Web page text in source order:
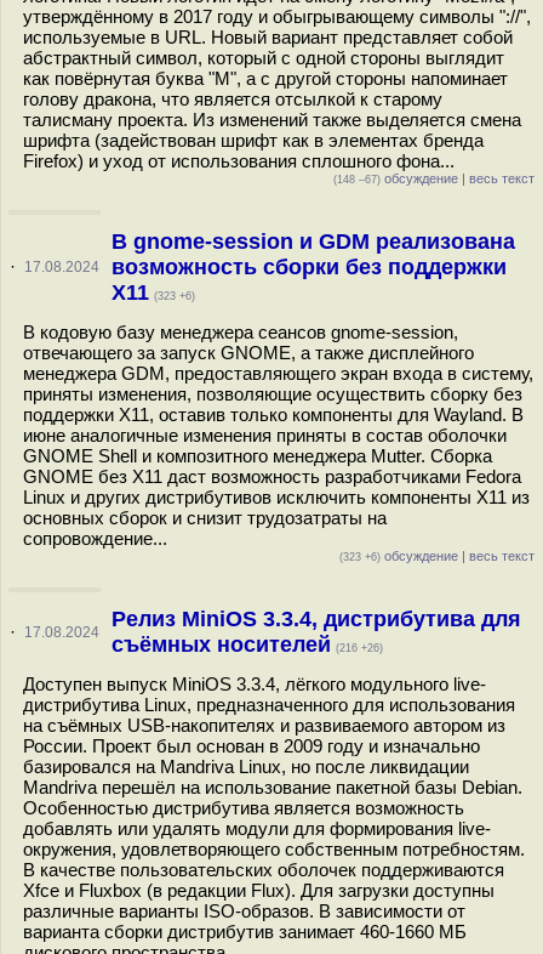
утверждённому в 2017 году и обыгрывающему символы "://",
используемые в URL. Новый вариант представляет собой
абстрактный символ, который с одной стороны выглядит
как повёрнутая буква "M", а с другой стороны напоминает
голову дракона, что является отсылкой к старому
талисману проекта. Из изменений также выделяется смена
шрифта (задействован шрифт как в элементах бренда
Firefox) и уход от использования сплошного фона...
(148 –67) обсуждение | весь текст
· 17.08.2024
В gnome-session и GDM реализована
возможность сборки без поддержки
X11 (323 +6)
В кодовую базу менеджера сеансов gnome-session,
отвечающего за запуск GNOME, а также дисплейного
менеджера GDM, предоставляющего экран входа в систему,
приняты изменения, позволяющие осуществить сборку без
поддержки X11, оставив только компоненты для Wayland. В
июне аналогичные изменения приняты в состав оболочки
GNOME Shell и композитного менеджера Mutter. Сборка
GNOME без X11 даст возможность разработчиками Fedora
Linux и других дистрибутивов исключить компоненты X11 из
основных сборок и снизит трудозатраты на
сопровождение...
(323 +6) обсуждение | весь текст
· 17.08.2024
Релиз MiniOS 3.3.4, дистрибутива для
съёмных носителей (216 +26)
Доступен выпуск MiniOS 3.3.4, лёгкого модульного live-
дистрибутива Linux, предназначенного для использования
на съёмных USB-накопителях и развиваемого автором из
России. Проект был основан в 2009 году и изначально
базировался на Mandriva Linux, но после ликвидации
Mandriva перешёл на использование пакетной базы Debian.
Особенностью дистрибутива является возможность
добавлять или удалять модули для формирования live-
окружения, удовлетворяющего собственным потребностям.
В качестве пользовательских оболочек поддерживаются
Xfce и Fluxbox (в редакции Flux). Для загрузки доступны
различные варианты ISO-образов. В зависимости от
варианта сборки дистрибутив занимает 460-1660 МБ